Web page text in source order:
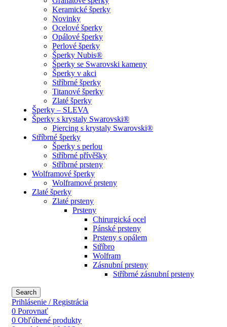
Keramické šperky
Novinky
Ocelové šperky
Opálové šperky
Perlové šperky
Šperky Nubis®
Šperky se Swarovski kameny
Šperky v akci
Stříbrné šperky
Titanové šperky
Zlaté šperky
Šperky – SLEVA
Šperky s krystaly Swarovski®
Piercing s krystaly Swarovski®
Stříbrné šperky
Šperky s perlou
Stříbrné přívěšky
Stříbrné prsteny
Wolframové šperky
Wolframové prsteny
Zlaté šperky
Zlaté prsteny
Prsteny
Chirurgická ocel
Pánské prsteny
Prsteny s opálem
Stříbro
Wolfram
Zásnubní prsteny
Stříbrné zásnubní prsteny
Search
Prihlásenie / Registrácia
0 Porovnať
0 Obľúbené produkty